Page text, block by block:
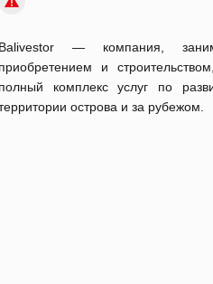
Balivestor — компания,
приобретением и
полный комплекс услуг по
острова и за рубежом.